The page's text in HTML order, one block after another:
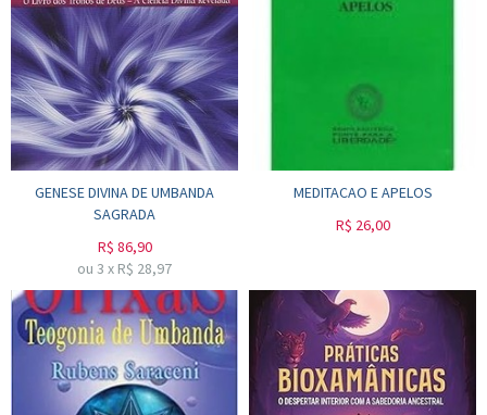
GENESE DIVINA DE UMBANDA
SAGRADA
R$ 86,90
ou 3 x R$ 28,97
MEDITACAO E APELOS
R$ 26,00